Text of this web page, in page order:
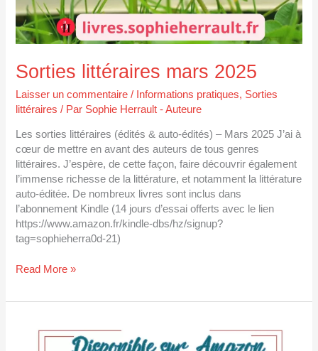
Sorties littéraires mars 2025
Laisser un commentaire / Informations pratiques, Sorties
littéraires / Par Sophie Herrault - Auteure
Les sorties littéraires (édités & auto-édités) – Mars 2025 J’ai à
cœur de mettre en avant des auteurs de tous genres
littéraires. J’espère, de cette façon, faire découvrir également
l’immense richesse de la littérature, et notamment la littérature
auto-éditée. De nombreux livres sont inclus dans
l’abonnement Kindle (14 jours d’essai offerts avec le lien
https://www.amazon.fr/kindle-dbs/hz/signup?
tag=sophieherra0d-21)
Read More »
d’audace